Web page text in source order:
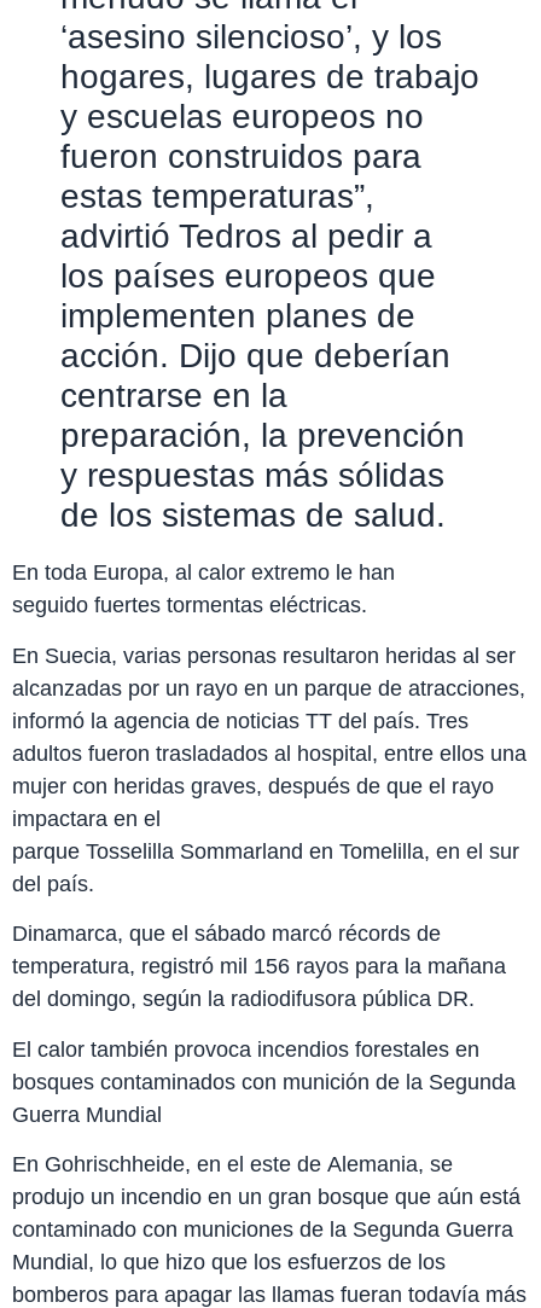
‘asesino silencioso’, y los
hogares, lugares de trabajo
y escuelas europeos no
fueron construidos para
estas temperaturas”,
advirtió Tedros al pedir a
los países europeos que
implementen planes de
acción. Dijo que deberían
centrarse en la
preparación, la prevención
y respuestas más sólidas
de los sistemas de salud.
En toda Europa, al calor extremo le han
seguido fuertes tormentas eléctricas.
En Suecia, varias personas resultaron heridas al ser
alcanzadas por un rayo en un parque de atracciones,
informó la agencia de noticias TT del país. Tres
adultos fueron trasladados al hospital, entre ellos una
mujer con heridas graves, después de que el rayo
impactara en el
parque Tosselilla Sommarland en Tomelilla, en el sur
del país.
Dinamarca, que el sábado marcó récords de
temperatura, registró mil 156 rayos para la mañana
del domingo, según la radiodifusora pública DR.
El calor también provoca incendios forestales en
bosques contaminados con munición de la Segunda
Guerra Mundial
En Gohrischheide, en el este de Alemania, se
produjo un incendio en un gran bosque que aún está
contaminado con municiones de la Segunda Guerra
Mundial, lo que hizo que los esfuerzos de los
bomberos para apagar las llamas fueran todavía más